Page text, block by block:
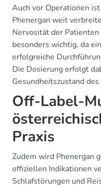
Auch vor Operationen
Phenergan weit
Nervosität der
besonders wichtig, da
erfolgreiche
Die Dosierung erfolgt
Gesundheitszustand
Off-Label-
Praxis
Zudem wird Phenergan
offiziellen Indikationen
Schlafstörungen und